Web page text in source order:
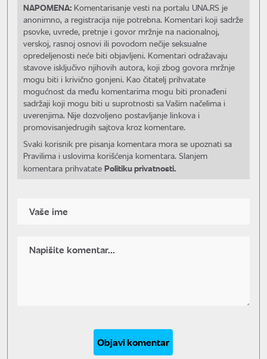
NAPOMENA: Komentarisanje vesti na portalu UNA.RS je
anonimno, a registracija nije potrebna. Komentari koji sadrže
psovke, uvrede, pretnje i govor mržnje na nacionalnoj,
verskoj, rasnoj osnovi ili povodom nečije seksualne
opredeljenosti neće biti objavljeni. Komentari odražavaju
stavove isključivo njihovih autora, koji zbog govora mržnje
mogu biti i krivično gonjeni. Kao čitatelj prihvatate
mogućnost da među komentarima mogu biti pronađeni
sadržaji koji mogu biti u suprotnosti sa Vašim načelima i
uverenjima. Nije dozvoljeno postavljanje linkova i
promovisanjedrugih sajtova kroz komentare.
Svaki korisnik pre pisanja komentara mora se upoznati sa
Pravilima i uslovima korišćenja komentara. Slanjem
komentara prihvatate Politiku privatnosti.
Objavi komentar